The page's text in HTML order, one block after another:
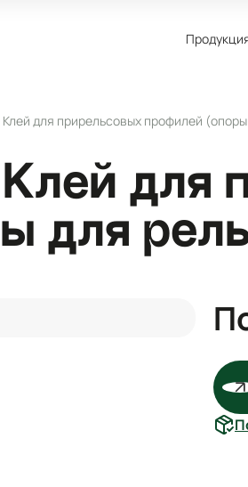
для прирельсовых профилей
для
для